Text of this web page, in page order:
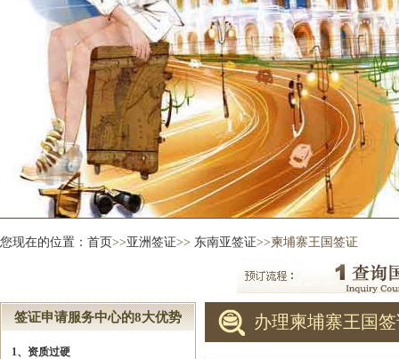
您现在的位置： 首页>>亚洲签证>> 东南亚签证>>柬埔寨王国签证
签证申请服务中心的8大优势
1、资质过硬
办理柬埔寨王国